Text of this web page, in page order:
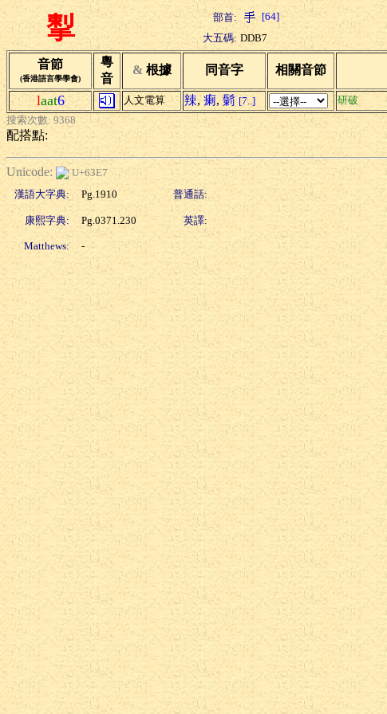
揧 部首: [64]
大五碼: DDB7
音節
(香港語言學學會)
粵
音
& 根據 同音字 相關音節
laat6 人文電算 辣, 瘌, 鬎 [7..]
研破
搜索次數: 9368
配搭點:
Unicode:
U+63E7
漢語大字典:
Pg.1910 普通話:
康熙字典: Pg.0371.230 英譯:
Matthews: -